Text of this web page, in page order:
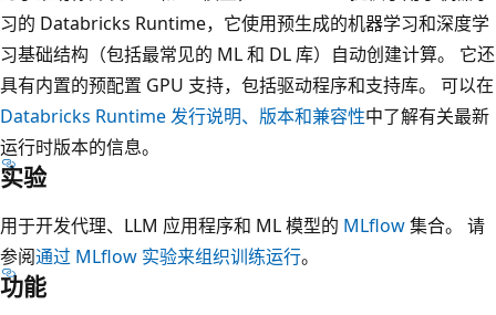
习的 Databricks Runtime，它使用预生成的机器学习和深度学
习基础结构（包括最常见的 ML 和 DL 库）自动创建计算。 它还
具有内置的预配置 GPU 支持，包括驱动程序和支持库。 可以在
Databricks Runtime 发行说明、版本和兼容性中了解有关最新
运行时版本的信息。
实验
用于开发代理、LLM 应用程序和 ML 模型的 MLflow集合。 请
参阅通过 MLflow 实验来组织训练运行。
功能